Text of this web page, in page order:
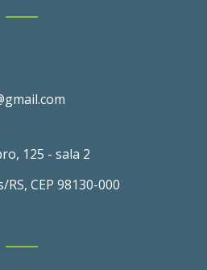
125 - sala 2
CEP 98130-000